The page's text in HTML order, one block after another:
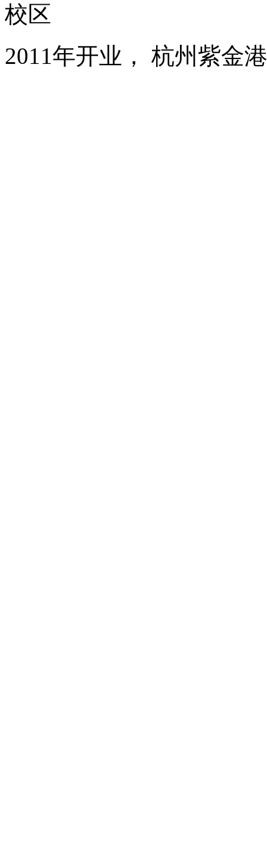
校区
2011年开业， 杭州紫